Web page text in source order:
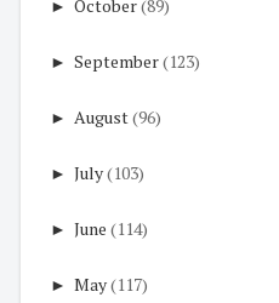
► October(89)
► September(123)
► August(96)
► July(103)
► June (114)
► May(117)